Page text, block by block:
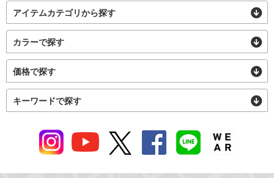
アイテムカテゴリから探す
カラーで探す
価格で探す
キーワードで探す